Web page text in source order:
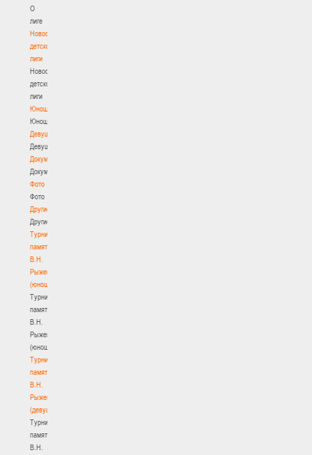
О
лиге
Новости
детской
лиги
Новости
детской
лиги
Юноши
Юноши
Девушки
Девушки
Документы
Документы
Фото
Фото
Другие
Другие
Турнир
памяти
В.Н.
Рыженкова
(юноши)
Турнир
памяти
В.Н.
Рыженкова
(юноши)
Турнир
памяти
В.Н.
Рыженкова
(девушки)
Турнир
памяти
В.Н.